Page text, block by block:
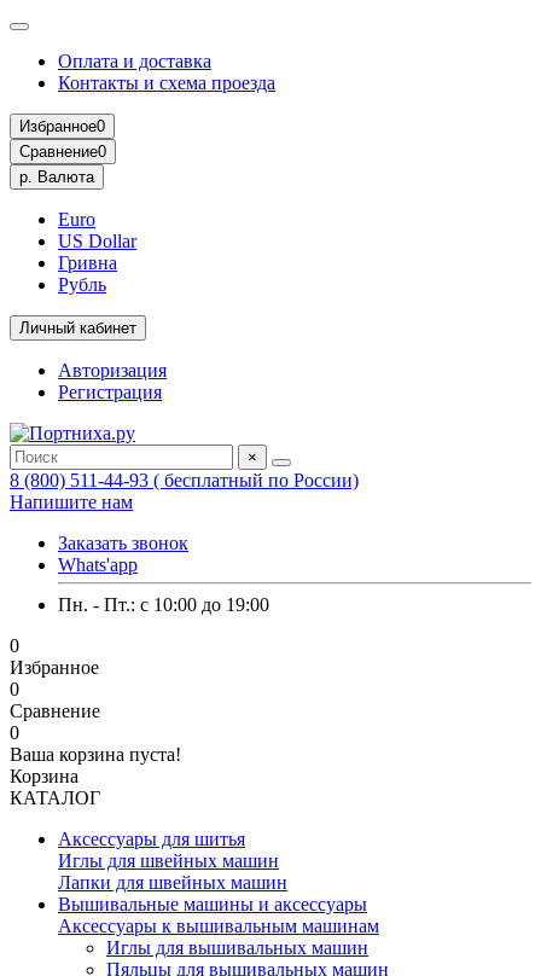
Оплата и доставка
Контакты и схема проезда
Избранное0
Сравнение0
р. Валюта
Euro
US Dollar
Гривна
Рубль
Личный кабинет
Авторизация
Регистрация
×
8 (800) 511-44-93 ( бесплатный по России)
Напишите нам
Заказать звонок
Whats'app
Пн. - Пт.: c 10:00 до 19:00
0
Избранное
0
Сравнение
0
Ваша корзина пуста!
Корзина
КАТАЛОГ
Аксессуары для шитья
Иглы для швейных машин
Лапки для швейных машин
Вышивальные машины и аксессуары
Аксессуары к вышивальным машинам
Иглы для вышивальных машин
Пяльцы для вышивальных машин